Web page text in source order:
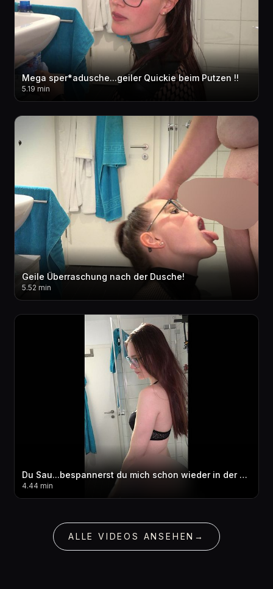
Mega sper*adusche...geiler Quickie beim Putzen !!
5.19 min
Geile Überraschung nach der Dusche!
5.52 min
Du Sau...bespannerst du mich schon wieder in der Dusche ?
4.44 min
ALLE VIDEOS ANSEHEN →